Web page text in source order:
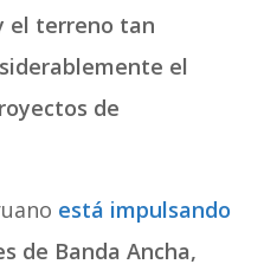
el terreno tan
el
de
está impulsando
de Banda Ancha,